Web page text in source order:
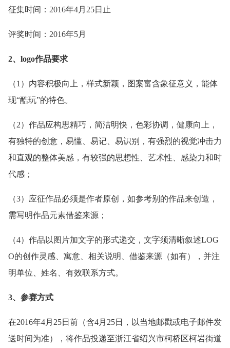
征集时间：2016年4月25日止
评奖时间：2016年5月
2、logo作品要求
（1）内容积极向上，样式新颖，图案富含象征意义，能体
现“酷玩”的特色。
（2）作品应构思精巧，简洁明快，色彩协调，健康向上，
有独特的创意，易懂、易记、易识别，有强烈的视觉冲击力
和直观的整体美感，有较强的思想性、艺术性、感染力和时
代感；
（3）应征作品必须是作者原创，如参考别的作品来创造，
需写明作品元素借鉴来源；
（4）作品以图片加文字的形式递交，文字须清晰叙述LOG
O的创作灵感、寓意、相关说明、借鉴来源（如有），并注
明单位、姓名、有效联系方式。
3、参赛方式
在2016年4月25日前（含4月25日，以当地邮戳或电子邮件发
送时间为准），将作品投递至浙江省绍兴市柯桥区柯岩街道